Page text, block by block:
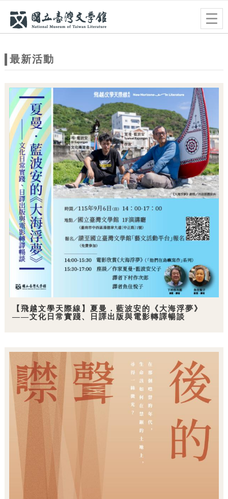
站
題
最新活動
【飛越文學天際線】夏曼．藍波安的《大海浮夢》
——文化日常實踐、日譯出版與電影轉譯暢談